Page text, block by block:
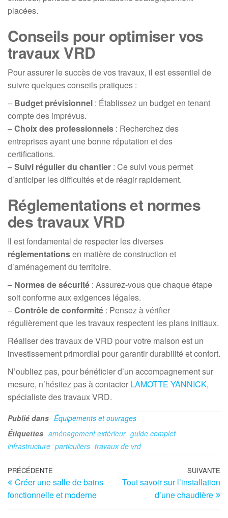
placées.
Conseils pour optimiser vos
travaux VRD
Pour assurer le succès de vos travaux, il est essentiel de
suivre quelques conseils pratiques :
– Budget prévisionnel : Établissez un budget en tenant
compte des imprévus.
–Choix des professionnels : Recherchez des
entreprises ayant une bonne réputation et des
certifications.
–Suivi régulier du chantier : Ce suivi vous permet
d’anticiper les difficultés et de réagir rapidement.
Réglementations et normes
des travaux VRD
Il est fondamental de respecter les diverses
réglementationsen matière de construction et
d’aménagement du territoire.
– Normes de sécurité : Assurez-vous que chaque étape
soit conforme aux exigences légales.
–Contrôle de conformité : Pensez à vérifier
régulièrement que les travaux respectent les plans initiaux.
Réaliser des travaux de VRD pour votre maison est un
investissement primordial pour garantir durabilité et confort.
N’oubliez pas, pour bénéficier d’un accompagnement sur
mesure, n’hésitez pas à contacter LAMOTTE YANNICK,
spécialiste des travaux VRD.
Publié dans Équipements et ouvrages
Étiquettes aménagement extérieur guide complet
infrastructure particuliers travaux de vrd
Navigation
de
l’article
Article
précédent
PRÉCÉDENTE
Créer une salle de bains
fonctionnelle et moderne
SUIVANTE
Tout savoir sur l’installation
d’une chaudière